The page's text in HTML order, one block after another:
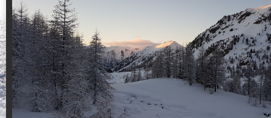
Aujourd'hui : T° Min :°CT° Max :°C |
Suivez en direct l'actualité des stations